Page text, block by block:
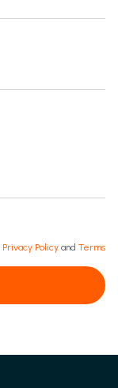
Privacy Policy and Terms